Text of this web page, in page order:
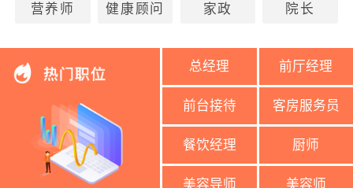
营养师 健康顾问 家政 院长
总经理 前厅经理
前台接待 客房服务员
餐饮经理 厨师
美容导师 美容师